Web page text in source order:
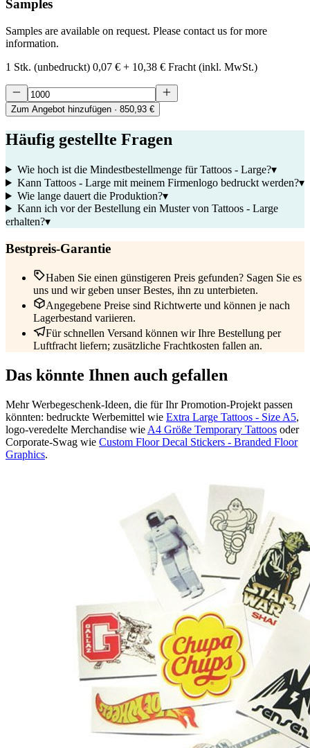
Samples
Samples are available on request. Please contact us for more
information.
1 Stk. (unbedruckt) 0,07 € + 10,38 € Fracht (inkl. MwSt.)
Zum Angebot hinzufügen · 850,93 €
Häufig gestellte Fragen
Wie hoch ist die Mindestbestellmenge für Tattoos - Large?▾
Kann Tattoos - Large mit meinem Firmenlogo bedruckt werden?▾
Wie lange dauert die Produktion?▾
Kann ich vor der Bestellung ein Muster von Tattoos - Large
erhalten?▾
Bestpreis-Garantie
Haben Sie einen günstigeren Preis gefunden? Sagen Sie es
uns und wir geben unser Bestes, ihn zu unterbieten.
Angegebene Preise sind Richtwerte und können je nach
Lagerbestand variieren.
Für schnellen Versand können wir Ihre Bestellung per
Luftfracht liefern; zusätzliche Frachtkosten fallen an.
Das könnte Ihnen auch gefallen
Mehr Werbegeschenk-Ideen, die für Ihr Promotion-Projekt passen
könnten: bedruckte Werbemittel wie Extra Large Tattoos - Size A5,
logo-veredelte Merchandise wie A4 Größe Temporary Tattoos oder
Corporate-Swag wie Custom Floor Decal Stickers - Branded Floor
Graphics.